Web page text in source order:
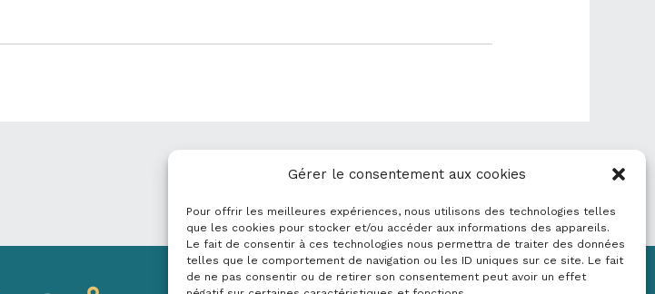
Gérer le consentement aux cookies
Pour offrir les meilleures expériences, nous utilisons des technologies telles
que les cookies pour stocker et/ou accéder aux informations des appareils.
Le fait de consentir à ces technologies nous permettra de traiter des données
telles que le comportement de navigation ou les ID uniques sur ce site. Le fait
de ne pas consentir ou de retirer son consentement peut avoir un effet
Donnée suivant
Mentions légales